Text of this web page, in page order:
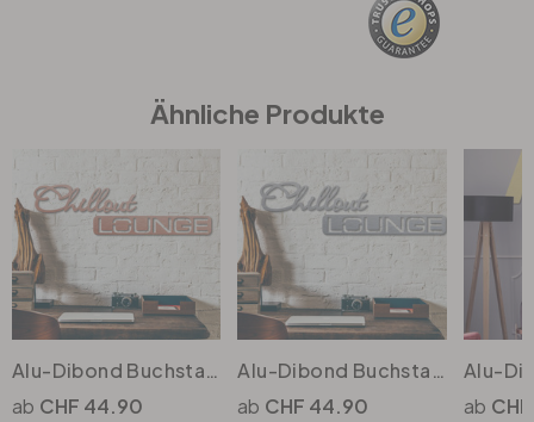
Bad
Eingangsbereich
Ähnliche Produkte
Alu-Dibond Buchstaben - Kupfereffekt - Chillout Lounge
CHF 44.90
Alu-Dibond Buchstaben - Silbereffekt - Chillout Lounge
CHF 44.90